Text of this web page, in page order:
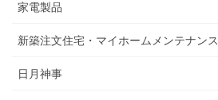
家電製品
新築注文住宅・マイホームメンテナンス
日月神事